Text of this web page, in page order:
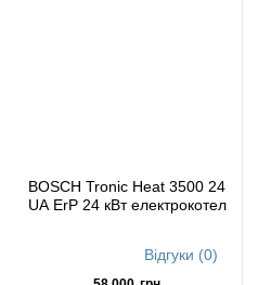
BOSCH Tronic Heat 3500 24
UA ErP 24 кВт електрокотел
Відгуки (0)